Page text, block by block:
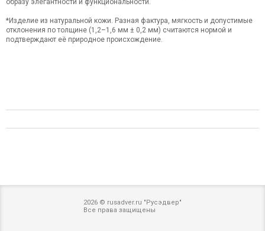
образу элегантности и функциональности.
*Изделие из натуральной кожи. Разная фактура, мягкость и допустимые
отклонения по толщине (1,2–1,6 мм ± 0,2 мм) считаются нормой и
подтверждают её природное происхождение.
2026 © rusadver.ru "Русэдвер"
Все права защищены